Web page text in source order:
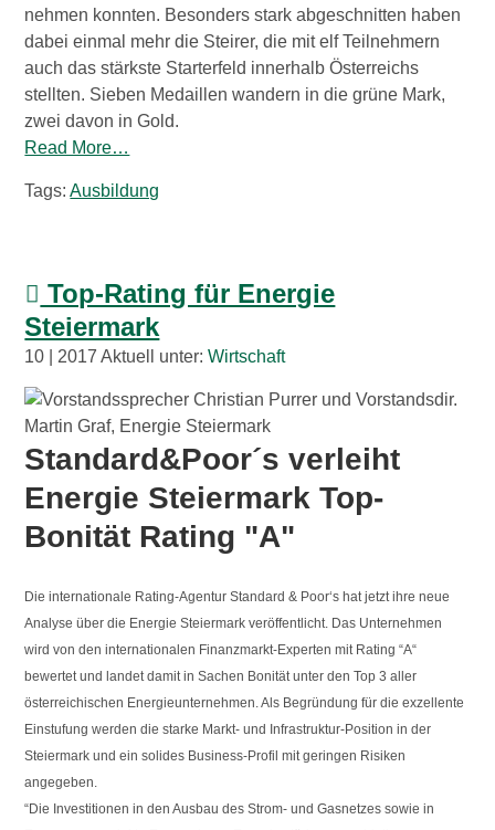
Wirtschaftsbund
WB B2B
Mitglied werden
Graz & Steiermark
Tipps
Gassenschaun 2019
nehmen konnten. Besonders stark abgeschnitten haben
dabei einmal mehr die Steirer, die mit elf Teilnehmern
auch das stärkste Starterfeld innerhalb Österreichs
stellten. Sieben Medaillen wandern in die grüne Mark,
zwei davon in Gold.
Read More…
Tags:Ausbildung
Top-Rating für Energie
Steiermark
10 | 2017 Aktuell unter:Wirtschaft
Standard&Poor´s verleiht
Energie Steiermark Top-
Bonität Rating "A"
Die internationale Rating-Agentur Standard & Poor‘s hat jetzt ihre neue
Analyse über die Energie Steiermark veröffentlicht. Das Unternehmen
wird von den internationalen Finanzmarkt-Experten mit Rating “A“
bewertet und landet damit in Sachen Bonität unter den Top 3 aller
österreichischen Energieunternehmen. Als Begründung für die exzellente
Einstufung werden die starke Markt- und Infrastruktur-Position in der
Steiermark und ein solides Business-Profil mit geringen Risiken
angegeben.
“Die Investitionen in den Ausbau des Strom- und Gasnetzes sowie in